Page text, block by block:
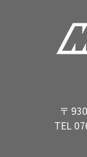
〒
TEL